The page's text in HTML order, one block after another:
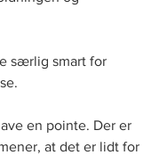
særlig smart for
en pointe. Der er
at det er lidt for